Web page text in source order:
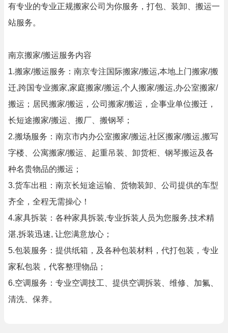
有专业的专业正规搬家公司为你服务，打包、装卸、搬运一
站服务。
南京搬家/搬运服务内容
1.搬家/搬运服务：南京专注国际搬家/搬运,本地上门搬家/搬
迁,跨国专业搬家,家庭搬家/搬运,个人搬家/搬运,办公室搬家/
搬运；居民搬家/搬运，公司搬家/搬运，企事业单位搬迁，
长短途搬家/搬运、搬厂、搬钢琴；
2.搬场服务：南京市内办公室搬家/搬运,社区搬家/搬运,搬写
字楼、公寓搬家/搬运、起重吊装、卸货柜、钢琴搬运及各
种名贵物品的搬运；
3.货车出租：南京长短途运输、货物装卸、公司提供的车型
齐全，全程无需操心！
4.家具拆装：各种家具拆装,专业拆装人员为您服务,技术精
湛,拆装迅速, 让您满意放心；
5.包装服务：提供纸箱，及各种包装材料，代打包装，专业
家私包装，代客整理物品；
6.空调服务：专业空调技工、提供空调拆装、维修、加氟、
清洗、保养。